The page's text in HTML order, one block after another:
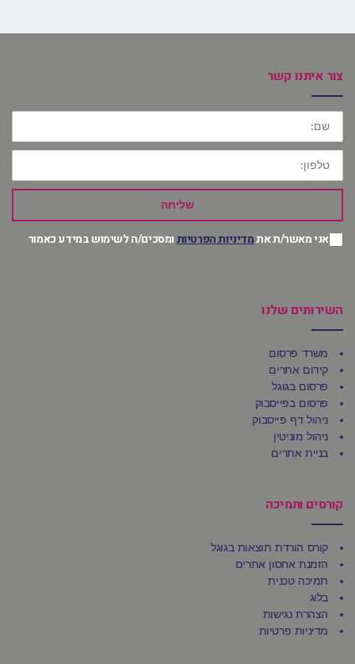
צור איתנו קשר
שם:
טלפון:
שליחה
אני מאשר/ת אתמדיניות הפרטיותומסכים/ה לשימוש במידע כאמור
השירותים שלנו
משרד פרסום
קידום אתרים
פרסום בגוגל
פרסום בפייסבוק
ניהול דף פייסבוק
ניהול מוניטין
בניית אתרים
קורסים ותמיכה
קורס הורדת תוצאות בגוגל
הזמנת אחסון אתרים
תמיכה טכנית
בלוג
הצהרת נגישות
מדיניות פרטיות